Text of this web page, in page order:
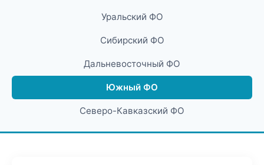
Уральский ФО
Сибирский ФО
Дальневосточный ФО
Южный ФО
Северо-Кавказский ФО